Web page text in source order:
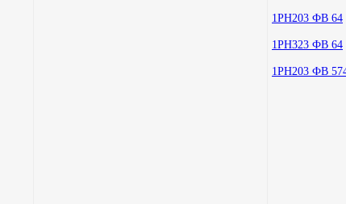
1РН203 ФВ 64
1РН323 ФВ 64
1РН203 ФВ